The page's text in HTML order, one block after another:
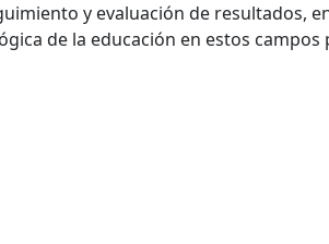
y evaluación de resultados,
de la educación en estos campos